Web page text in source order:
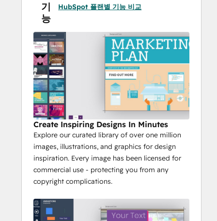
기
능
HubSpot 플랜별 기능 비교
Create Inspiring Designs In Minutes
Explore our curated library of over one million
images, illustrations, and graphics for design
inspiration. Every image has been licensed for
commercial use - protecting you from any
copyright complications.